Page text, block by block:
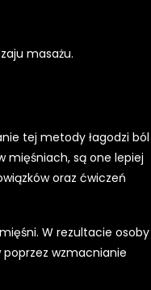
masażu.
tej metody łagodzi ból
mięśniach, są one lepiej
oraz ćwiczeń
W rezultacie osoby
wzmacnianie